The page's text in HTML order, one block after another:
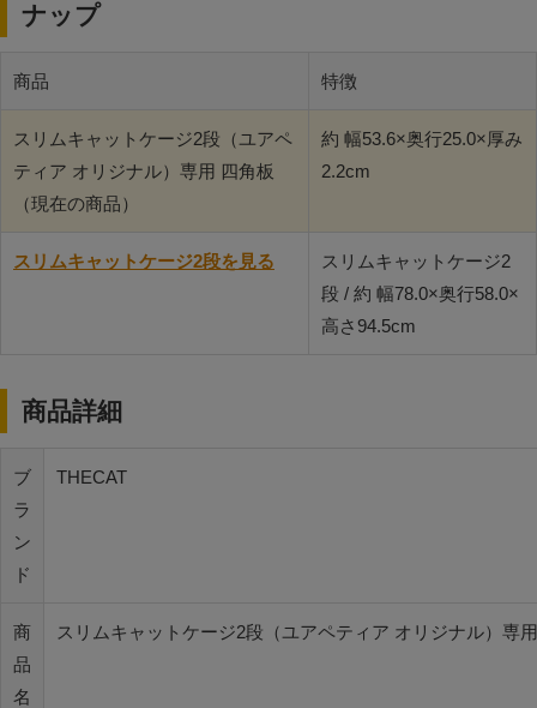
ナップ
商品 特徴
スリムキャットケージ2段（ユアペ
ティア オリジナル）専用 四角板
（現在の商品）
約 幅53.6×奥行25.0×厚み
2.2cm
スリムキャットケージ2段を見る
スリムキャットケージ2
段 / 約 幅78.0×奥行58.0×
高さ94.5cm
商品詳細
ブ
ラ
ン
ド
THECAT
商
品
名
スリムキャットケージ2段（ユアペティア オリジナル）専